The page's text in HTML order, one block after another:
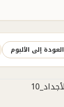
العودة إلى الألبوم